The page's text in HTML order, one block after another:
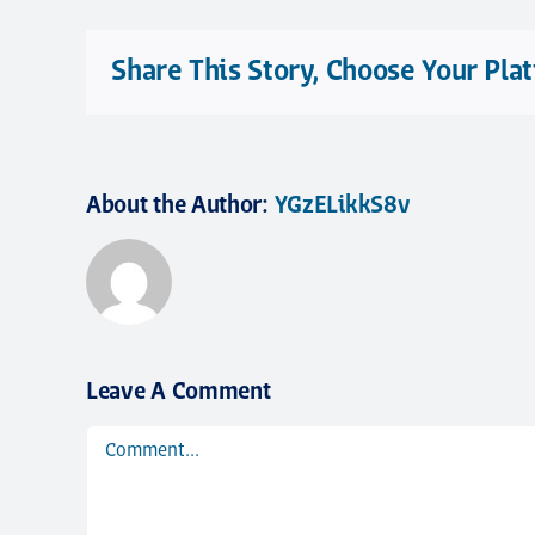
Share This Story, Choose Your
About the Author: YGzELikkS8v
Leave A Comment